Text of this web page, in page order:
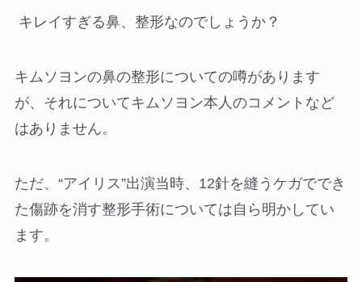
キレイすぎる鼻、整形なのでしょうか？
キムソヨンの鼻の整形についての噂があります
が、それについてキムソヨン本人のコメントなど
はありません。
ただ、“アイリス”出演当時、12針を縫うケガででき
た傷跡を消す整形手術については自ら明かしてい
ます。